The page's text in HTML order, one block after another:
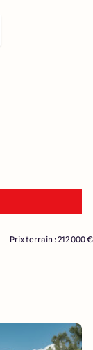
Prix terrain : 212 000 €